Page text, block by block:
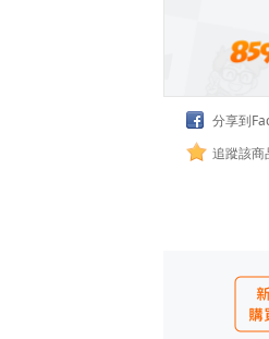
分享到
追蹤該商